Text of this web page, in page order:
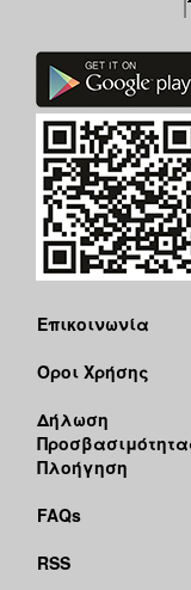
Επικοινωνία
Όροι Χρήσης
Δήλωση
Πλοήγηση
FAQs
RSS